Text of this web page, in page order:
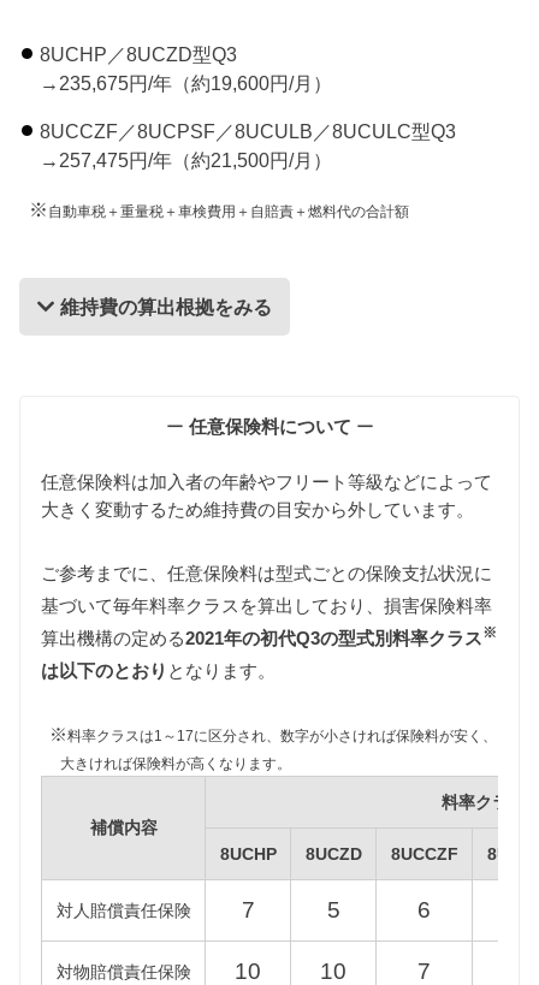
8UCHP／8UCZD型Q3
→235,675円/年（約19,600円/月）
8UCCZF／8UCPSF／8UCULB／8UCULC型Q3
→257,475円/年（約21,500円/月）
※ 自動車税＋重量税＋車検費用＋自賠責＋燃料代の合計額
維持費の算出根拠をみる
維持費の算出根拠
自動車税
自動車税は排気量によって異なります。
8UCHP/8UCZD型Q3は1000〜1500cc、
2000ccの課税クラスに該当します。
また自動車税制改正により2019年10月1日以降に新車
登録された8UCZD/8UCULB/8UCULC型Q3の自動車
税は減額されるため、維持費は新税額をもとに算出
しています。（2019年9月30日以前に新車登録された
8UCZD/8UCULB/8UCULC型初代Q3、およびすべて
されます。）
ー 任意保険料について ー
任意保険料は加入者の年齢やフリート等級などによって
大きく変動するため維持費の目安から外しています。
ご参考までに、任意保険料は型式ごとの保険支払状況に
基づいて毎年料率クラスを算出しており、損害保険料率
算出機構の定める2021年の初代Q3の型式別料率クラス※
は以下のとおり となります。
※料率クラスは1～17に区分され、数字が小さければ保険料が安く、
大きければ保険料が高くなります。
補償内容
料率クラス
8UCHP 8UCZD 8UCCZF
対人賠償責任保険 7 5 6
対物賠償責任保険 10 10 7